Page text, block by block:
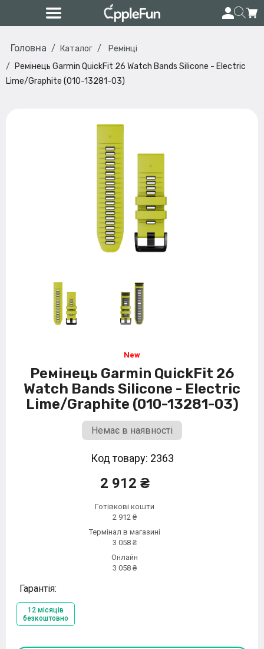
Головна Каталог
Ремінці
Ремінець Garmin QuickFit 26 Watch Bands Silicone - Electric
Lime/Graphite (010-13281-03)
Ремінець Garmin QuickFit 26
Watch Bands Silicone - Electric
Lime/Graphite (010-13281-03)
Немає в наявності
Код товару: 2363
2 912 ₴
Готівкові кошти
2 912 ₴
Термінал в магазині
3 058 ₴
Онлайн
3 058 ₴
Гарантія:
12 місяців
безкоштовно